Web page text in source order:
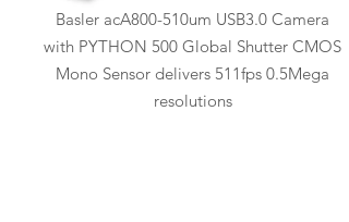
Basler acA800-510um USB3.0 Camera
with PYTHON 500 Global Shutter CMOS
Mono Sensor delivers 511fps 0.5Mega
resolutions